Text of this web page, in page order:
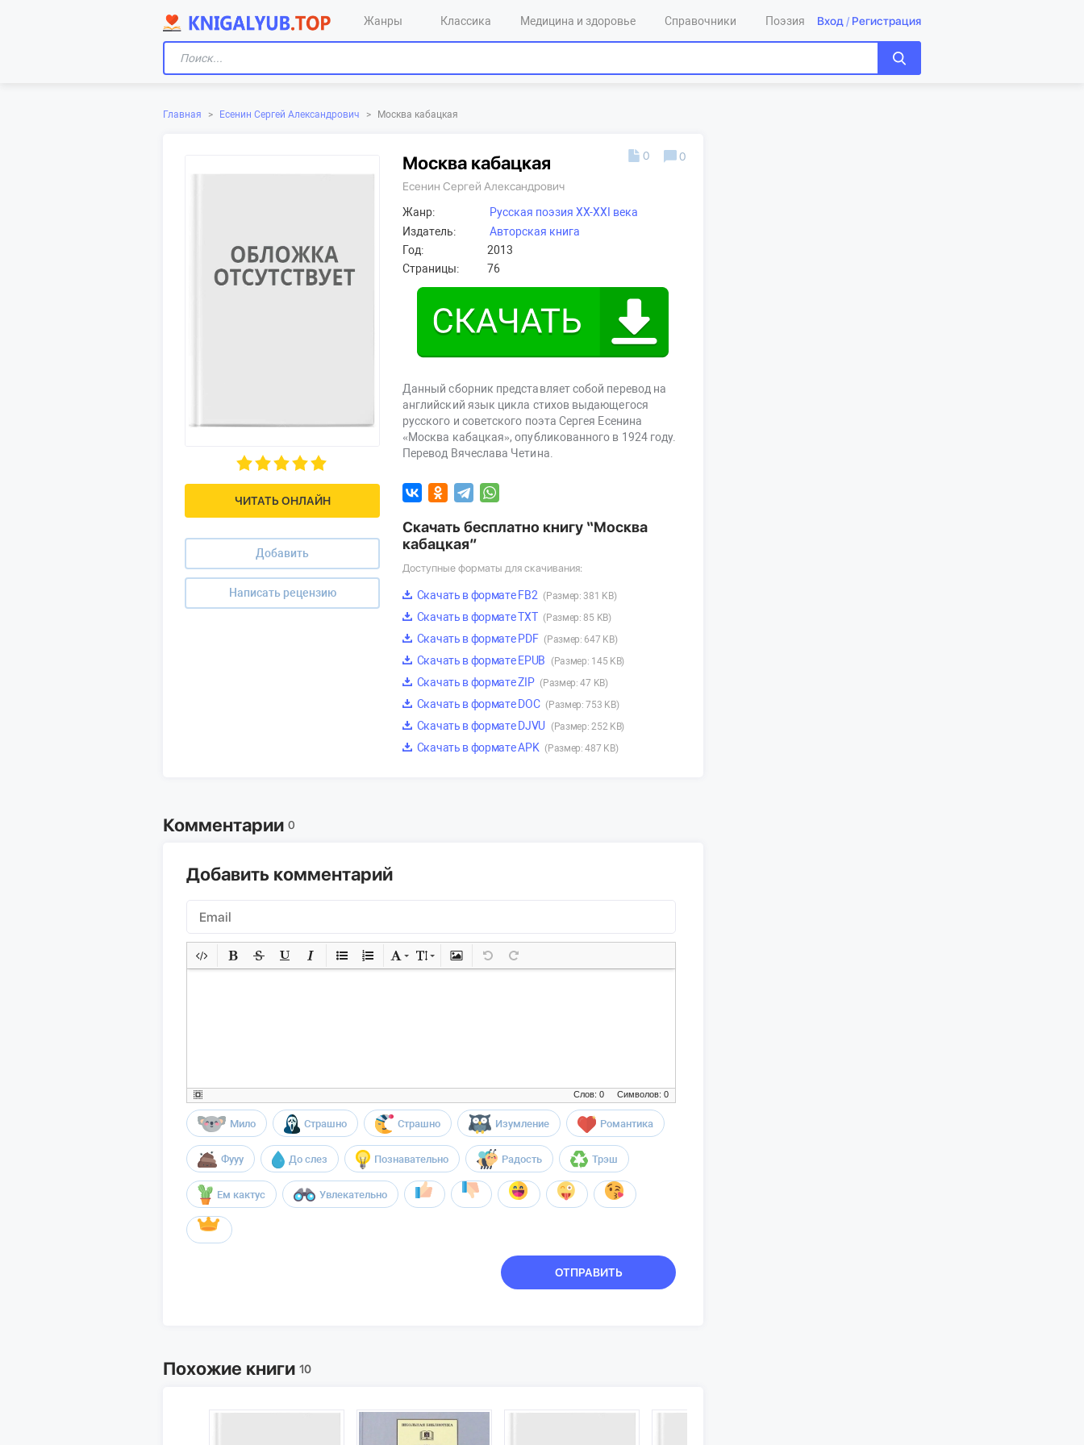
Жанры Классика Медицина и здоровье Справочники Поэзия Вход / Регистрация
Главная > Есенин Сергей Александрович > Москва кабацкая
ЧИТАТЬ ОНЛАЙН
Добавить
Написать рецензию
Москва кабацкая
Есенин Сергей Александрович
Жанр:
Русская поэзия XX-XXI века
Издатель:
Авторская книга
Год:
2013
Страницы:
76
Данный сборник представляет собой перевод на
английский язык цикла стихов выдающегося
русского и советского поэта Сергея Есенина
«Москва кабацкая», опубликованного в 1924 году.
Перевод Вячеслава Четина.
0 0
Скачать бесплатно книгу “Москва
кабацкая”
Доступные форматы для скачивания:
Скачать в формате FB2 (Размер: 381 KB)
Скачать в формате TXT (Размер: 85 KB)
Скачать в формате PDF (Размер: 647 KB)
Скачать в формате EPUB (Размер: 145 KB)
Скачать в формате ZIP (Размер: 47 KB)
Скачать в формате DOC (Размер: 753 KB)
Скачать в формате DJVU (Размер: 252 KB)
Скачать в формате APK (Размер: 487 KB)
Комментарии 0
Добавить комментарий
Символов: 0
Слов: 0
Мило Страшно Страшно Изумление Романтика
Фууу До слез Познавательно Радость Трэш
Ем кактус Увлекательно
ОТПРАВИТЬ
Похожие книги 10